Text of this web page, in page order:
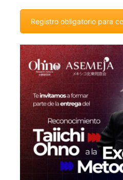
Registro obligatorio para